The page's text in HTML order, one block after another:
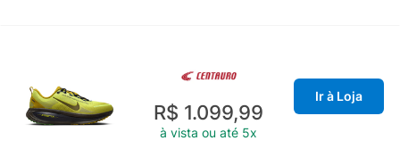
R$ 1.099,99
à vista ou até 5x
Ir à Loja